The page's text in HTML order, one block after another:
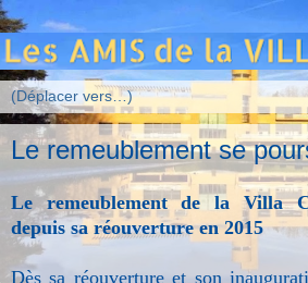
Le remeublement se
Le remeublement de la Villa
depuis sa réouverture en 2015
Dès sa réouverture et son